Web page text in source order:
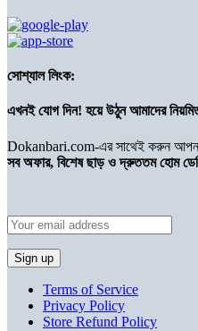
সোশ্যাল লিংক:
এখনই যোগ দিন! হয়ে উঠুন আমাদের
Dokanbari.com-এর সাথেই করুন
সব অফার, বিশেষ ছাড় ও দ্রুততম হোম
Terms of Service
Privacy Policy
Store Refund Policy